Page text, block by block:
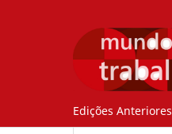
Edições Anteriores